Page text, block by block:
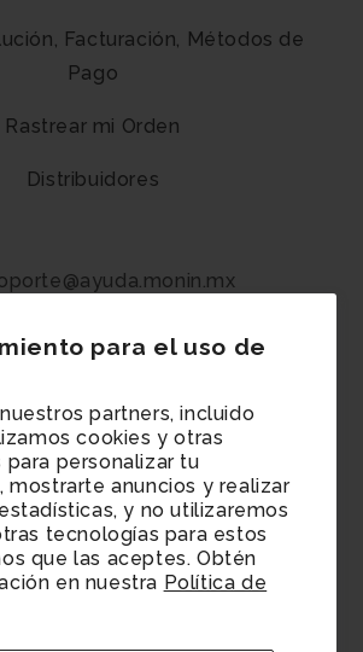
para el uso de
partners, incluido
cookies y otras
personalizar tu
mostrarte anuncios y realizar
y no utilizaremos
tecnologías para estos
que las aceptes. Obtén
en nuestra Política de
Facturación, Métodos de
Pago
Rastrear mi Orden
Distribuidores
800-351-0470
Instagram YouTube
de reembolso
de contacto
de cookies
consentimiento